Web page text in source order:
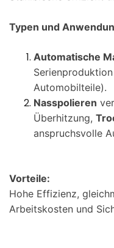
Typen und
Automatische
Automobilteile).
Nasspolieren
Überhitzung,
anspruchsvolle
Vorteile:
Hohe Effizienz,
Arbeitskosten und